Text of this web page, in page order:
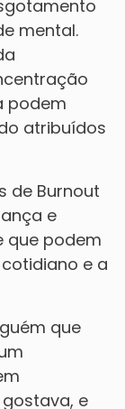
mental.
podem
atribuídos
de Burnout
e
que podem
e a
que
e